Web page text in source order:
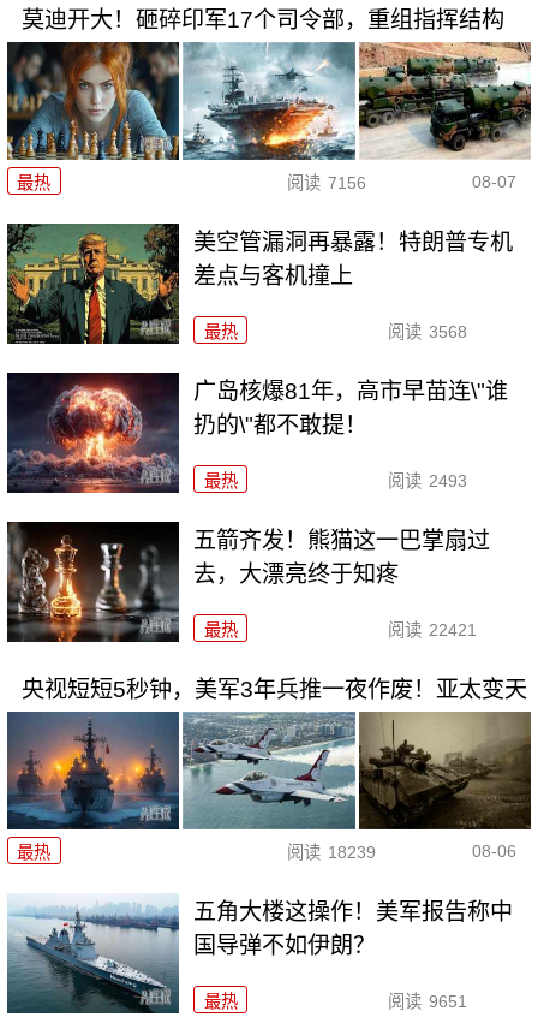
莫迪开大！砸碎印军17个司令部，重组指挥结构
最热 阅读 7156 08-07
美空管漏洞再暴露！特朗普专机
差点与客机撞上
最热 阅读 3568
广岛核爆81年，高市早苗连\"谁
扔的\"都不敢提！
最热 阅读 2493
五箭齐发！熊猫这一巴掌扇过
去，大漂亮终于知疼
最热 阅读 22421
央视短短5秒钟，美军3年兵推一夜作废！亚太变天
最热 阅读 18239 08-06
五角大楼这操作！美军报告称中
国导弹不如伊朗？
最热 阅读 9651